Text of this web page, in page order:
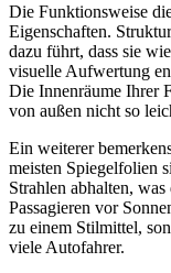
Die Funktionsweise
Eigenschaften.
dazu führt, dass sie
visuelle Aufwertung
Die Innenräume Ihrer
von außen nicht so
Ein weiterer
meisten Spiegelfolien
Strahlen abhalten,
Passagieren vor
zu einem Stilmittel,
viele Autofahrer.